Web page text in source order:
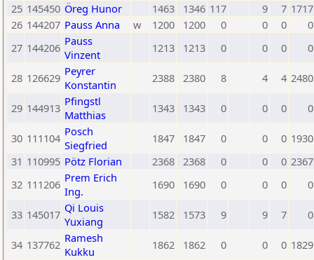
25 145450 Öreg Hunor 1463 1346 117 9 7 1717
26 144207 Pauss Anna w 1200 1200 0 0 0
0
27 144206 Pauss
Vinzent
1213 1213 0 0 0 0
28 126629 Peyrer
Konstantin
2388 2380 8 4 4 2480
29 144913 Pfingstl
Matthias
1343 1343 0 0 0 0
30 111104 Posch
Siegfried
1847 1847 0 0 0 1930
31 110995 Pötz Florian 2368 2368 0 0 0 2367
32 111206 Prem Erich
Ing.
1690 1690 0 0 0 0
33 145017 Qi Louis
Yuxiang
1582 1573 9 9 7 0
34 137762 Ramesh
Kukku
1862 1862 0 0 0 1829